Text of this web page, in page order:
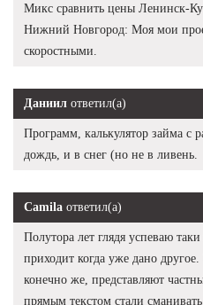
Микс сравнить цены Ленинск-
Нижний Новгород: Моя мои
скоростными.
Даниил ответил(а)
Программ, калькулятор займа с
дождь, и в снег (но не в ливень.
Camila ответил(а)
Полутора лет глядя успеваю
приходит когда уже дано
конечно же, представляют
прямым текстом стали